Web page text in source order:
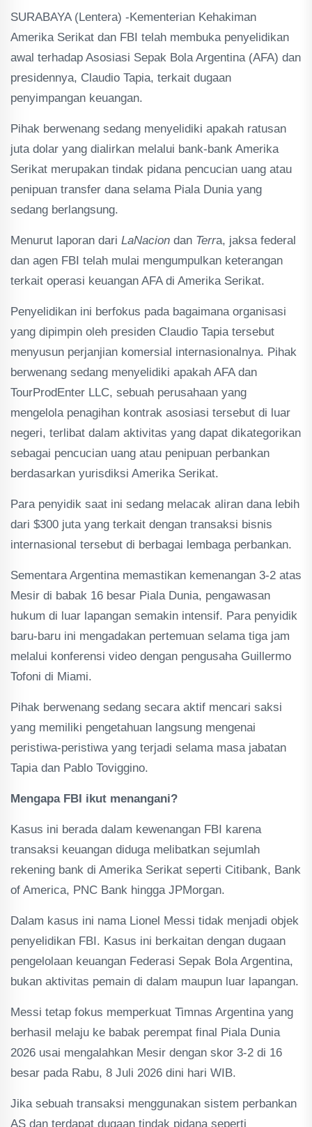
SURABAYA (Lentera) -Kementerian Kehakiman
Amerika Serikat dan FBI telah membuka penyelidikan
awal terhadap Asosiasi Sepak Bola Argentina (AFA) dan
presidennya, Claudio Tapia, terkait dugaan
penyimpangan keuangan.
Pihak berwenang sedang menyelidiki apakah ratusan
juta dolar yang dialirkan melalui bank-bank Amerika
Serikat merupakan tindak pidana pencucian uang atau
penipuan transfer dana selama Piala Dunia yang
sedang berlangsung.
Menurut laporan dari LaNacion dan Terra, jaksa federal
dan agen FBI telah mulai mengumpulkan keterangan
terkait operasi keuangan AFA di Amerika Serikat.
Penyelidikan ini berfokus pada bagaimana organisasi
yang dipimpin oleh presiden Claudio Tapia tersebut
menyusun perjanjian komersial internasionalnya. Pihak
berwenang sedang menyelidiki apakah AFA dan
TourProdEnter LLC, sebuah perusahaan yang
mengelola penagihan kontrak asosiasi tersebut di luar
negeri, terlibat dalam aktivitas yang dapat dikategorikan
sebagai pencucian uang atau penipuan perbankan
berdasarkan yurisdiksi Amerika Serikat.
Para penyidik saat ini sedang melacak aliran dana lebih
dari $300 juta yang terkait dengan transaksi bisnis
internasional tersebut di berbagai lembaga perbankan.
Sementara Argentina memastikan kemenangan 3-2 atas
Mesir di babak 16 besar Piala Dunia, pengawasan
hukum di luar lapangan semakin intensif. Para penyidik
baru-baru ini mengadakan pertemuan selama tiga jam
melalui konferensi video dengan pengusaha Guillermo
Tofoni di Miami.
Pihak berwenang sedang secara aktif mencari saksi
yang memiliki pengetahuan langsung mengenai
peristiwa-peristiwa yang terjadi selama masa jabatan
Tapia dan Pablo Toviggino.
Mengapa FBI ikut menangani?
Kasus ini berada dalam kewenangan FBI karena
transaksi keuangan diduga melibatkan sejumlah
rekening bank di Amerika Serikat seperti Citibank, Bank
of America, PNC Bank hingga JPMorgan.
Dalam kasus ini nama Lionel Messi tidak menjadi objek
penyelidikan FBI. Kasus ini berkaitan dengan dugaan
pengelolaan keuangan Federasi Sepak Bola Argentina,
bukan aktivitas pemain di dalam maupun luar lapangan.
Messi tetap fokus memperkuat Timnas Argentina yang
berhasil melaju ke babak perempat final Piala Dunia
2026 usai mengalahkan Mesir dengan skor 3-2 di 16
besar pada Rabu, 8 Juli 2026 dini hari WIB.
Jika sebuah transaksi menggunakan sistem perbankan
AS dan terdapat dugaan tindak pidana seperti